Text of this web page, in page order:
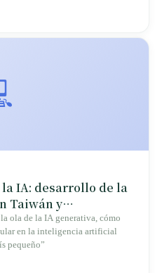
Taiwanesa de Inteligencia
exalumnos superaron los diez
IA: desarrollo de la
Taiwán y
ola de la IA generativa, cómo
en la inteligencia artificial
pequeño”